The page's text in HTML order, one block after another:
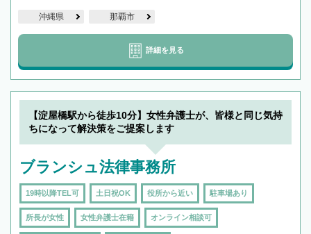
沖縄県 那覇市
詳細を見る
【淀屋橋駅から徒歩10分】女性弁護士が、皆様と同じ気持
ちになって解決策をご提案します
ブランシュ法律事務所
19時以降TEL可 土日祝OK 役所から近い 駐車場あり
所長が女性 女性弁護士在籍 オンライン相談可